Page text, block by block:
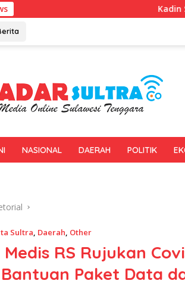
Kadin Sultra Gandeng IAI
NASIONAL DAERAH POLITIK
Sultra Daerah Other
RS Rujukan
Paket Data